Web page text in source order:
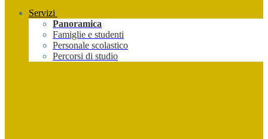
Servizi
Panoramica
Famiglie e studenti
Personale scolastico
Percorsi di studio